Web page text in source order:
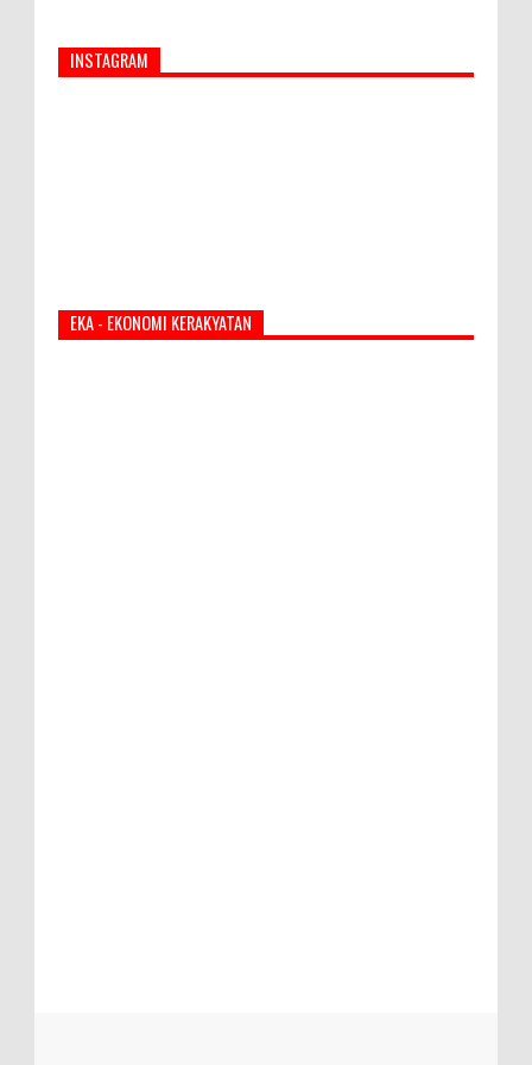
INSTAGRAM
EKA - EKONOMI KERAKYATAN